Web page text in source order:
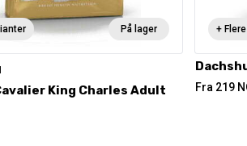
På lager
King Charles Adult
+
Fra 219